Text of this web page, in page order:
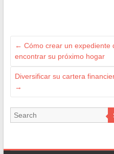
← Cómo crear un expediente
encontrar su próximo hogar
Diversificar su cartera
→